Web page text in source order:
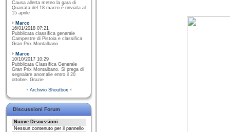
Causa allerta meteo la gara di
Quarrata del 18 marzo è rinviata al
15 aprile
Marco
16/01/2018 07:21
Pubblicata classifica generale
Campestre di Pistoia e classifica
Gran Prix Montalbano
Marco
10/10/2017 10:29
Pubblicata Classifica Generale
Gran Prix Montalbano. Si prega di
segnalare anomalie entro il 20
ottobre. Grazie
Archivio Shoutbox
Discussioni Forum
Nuove Discussioni
Nessun contenuto per il pannello